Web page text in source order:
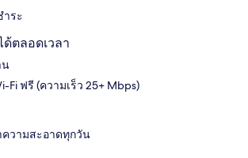
ำระ
ตลอดเวลา
น
Fi ฟรี (ความเร็ว 25+ Mbps)
ความสะอาดทุกวัน